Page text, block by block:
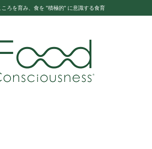
ころを育み、食を "積極的" に意識する食育